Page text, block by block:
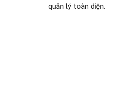
quản lý toàn diện.